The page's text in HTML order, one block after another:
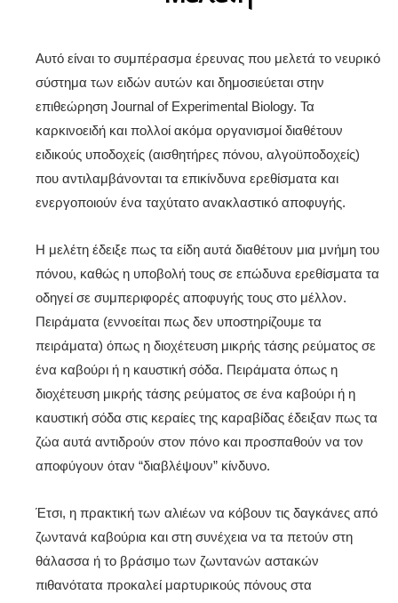
Αυτό είναι το συμπέρασμα έρευνας που μελετά το νευρικό
σύστημα των ειδών αυτών και δημοσιεύεται στην
επιθεώρηση Journal of Experimental Biology. Τα
καρκινοειδή και πολλοί ακόμα οργανισμοί διαθέτουν
ειδικούς υποδοχείς (αισθητήρες πόνου, αλγοϋποδοχείς)
που αντιλαμβάνονται τα επικίνδυνα ερεθίσματα και
ενεργοποιούν ένα ταχύτατο ανακλαστικό αποφυγής.
Η μελέτη έδειξε πως τα είδη αυτά διαθέτουν μια μνήμη του
πόνου, καθώς η υποβολή τους σε επώδυνα ερεθίσματα τα
οδηγεί σε συμπεριφορές αποφυγής τους στο μέλλον.
Πειράματα (εννοείται πως δεν υποστηρίζουμε τα
πειράματα) όπως η διοχέτευση μικρής τάσης ρεύματος σε
ένα καβούρι ή η καυστική σόδα. Πειράματα όπως η
διοχέτευση μικρής τάσης ρεύματος σε ένα καβούρι ή η
καυστική σόδα στις κεραίες της καραβίδας έδειξαν πως τα
ζώα αυτά αντιδρούν στον πόνο και προσπαθούν να τον
αποφύγουν όταν “διαβλέψουν” κίνδυνο.
Έτσι, η πρακτική των αλιέων να κόβουν τις δαγκάνες από
ζωντανά καβούρια και στη συνέχεια να τα πετούν στη
θάλασσα ή το βράσιμο των ζωντανών αστακών
πιθανότατα προκαλεί μαρτυρικούς πόνους στα